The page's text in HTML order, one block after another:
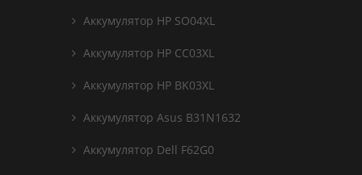
Аккумулятор HP SO04XL
Аккумулятор HP CC03XL
Аккумулятор HP BK03XL
Аккумулятор Asus B31N1632
Аккумулятор Dell F62G0